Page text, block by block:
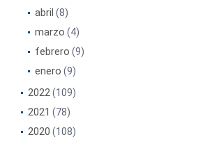
abril (8)
marzo (4)
febrero (9)
enero (9)
2022(109)
2021 (78)
2020 (108)